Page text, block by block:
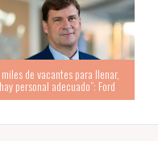
tiempo de repartir la riqueza”